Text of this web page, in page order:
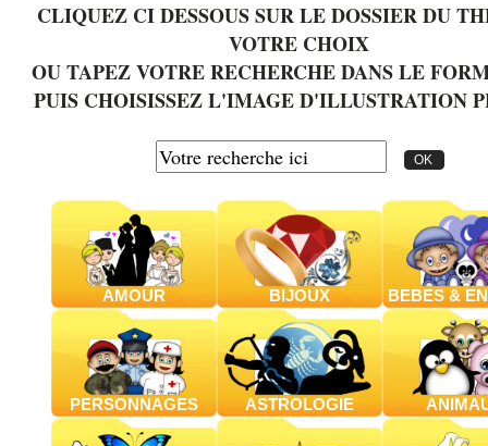
CLIQUEZ CI DESSOUS SUR LE DOSSIER DU
VOTRE CHOIX
OU TAPEZ VOTRE RECHERCHE DANS LE
PUIS CHOISISSEZ L'IMAGE D'ILLUSTRATION
AMOUR BIJOUX BEBES &
PERSONNAGES ASTROLOGIE